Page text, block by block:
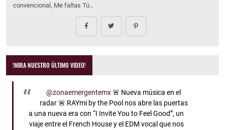
convencional, Me faltas Tú…
!MIRA NUESTRO ÚLTIMO VIDEO!
@zonaemergentemx🚨 Nueva música en el
radar 🚨 RAYmi by the Pool nos abre las puertas
a una nueva era con “I Invite You to Feel Good”, un
viaje entre el French House y el EDM vocal que nos